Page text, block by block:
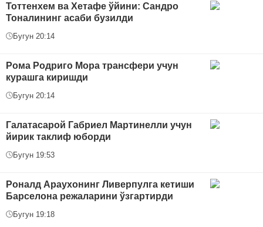
Тоттенхем ва Хетафе ўйини: Сандро
Тоналининг асаби бузилди
Бугун 20:14
Рома Родриго Мора трансфери учун
курашга киришди
Бугун 20:14
Галатасарой Габриел Мартинелли учун
йирик таклиф юборди
Бугун 19:53
Роналд Араухонинг Ливерпулга кетиши
Барселона режаларини ўзгартирди
Бугун 19:18